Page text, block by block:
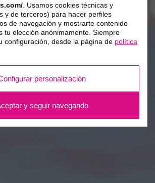
. Usamos cookies técnicas y
y de terceros) para hacer perfiles
de navegación y mostrarte contenido
tu elección anónimamente. Siempre
configuración, desde la página de política
personalización
y seguir navegando